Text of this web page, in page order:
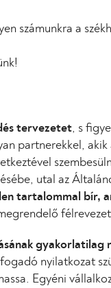
számunkra a
tervezetet, s
partnerekkel,
utal az
tartalommal bír,
nyilatkozat
Egyéni